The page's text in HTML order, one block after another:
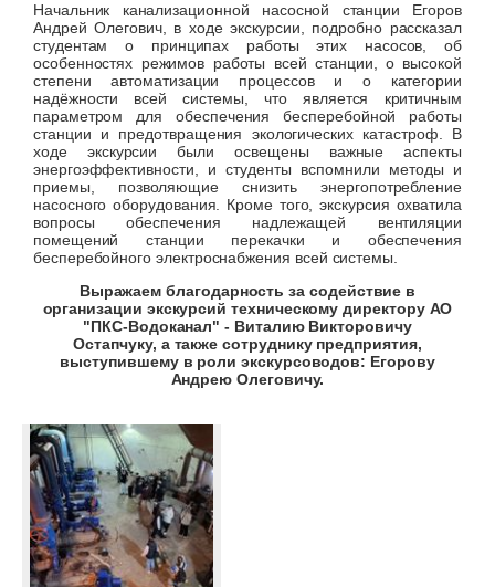
Начальник канализационной насосной станции Егоров
Андрей Олегович, в ходе экскурсии, подробно рассказал
студентам о принципах работы этих насосов, об
особенностях режимов работы всей станции, о высокой
степени автоматизации процессов и о категории
надёжности всей системы, что является критичным
параметром для обеспечения бесперебойной работы
станции и предотвращения экологических катастроф. В
ходе экскурсии были освещены важные аспекты
энергоэффективности, и студенты вспомнили методы и
приемы, позволяющие снизить энергопотребление
насосного оборудования. Кроме того, экскурсия охватила
вопросы обеспечения надлежащей вентиляции
помещений станции перекачки и обеспечения
бесперебойного электроснабжения всей системы.
Выражаем благодарность за содействие в
организации экскурсий техническому директору АО
"ПКС-Водоканал" - Виталию Викторовичу
Остапчуку, а также сотруднику предприятия,
выступившему в роли экскурсоводов: Егорову
Андрею Олеговичу.